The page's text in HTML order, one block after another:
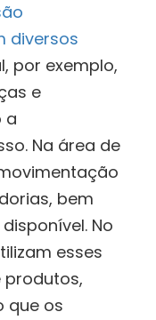
diversos
por exemplo,
e
a
Na área de
bem
No
esses
produtos,
que os